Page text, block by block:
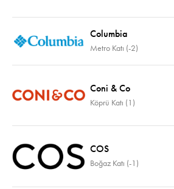
Columbia
Metro Katı (-2)
Coni & Co
Köprü Katı (1)
COS
Boğaz Katı (-1)